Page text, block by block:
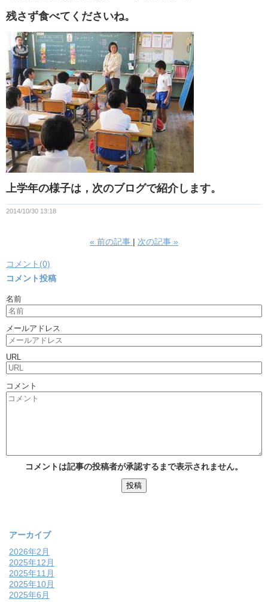
残さず食べてくださいね。
上学年の様子は，次のブログで紹介します。
2014/10/30 13:18
« 前の記事 次の記事 »
コメント(0)
コメント投稿
名前
メールアドレス
URL
コメント
コメントは記事の投稿者が承認するまで表示されません。
アーカイブ
2026年2月
2025年12月
2025年11月
2025年10月
2025年6月